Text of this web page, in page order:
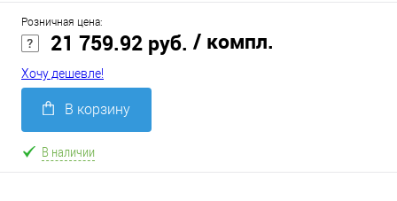
Розничная цена:
21 759.92 руб. / компл.
Хочу дешевле!
В корзину
В наличии